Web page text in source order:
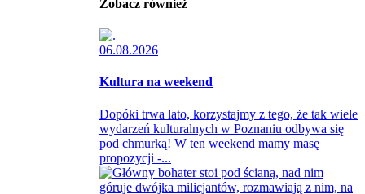
Zobacz również
06.08.2026
Kultura na weekend
Dopóki trwa lato, korzystajmy z tego, że tak wiele
wydarzeń kulturalnych w Poznaniu odbywa się
pod chmurką! W ten weekend mamy masę
propozycji -...